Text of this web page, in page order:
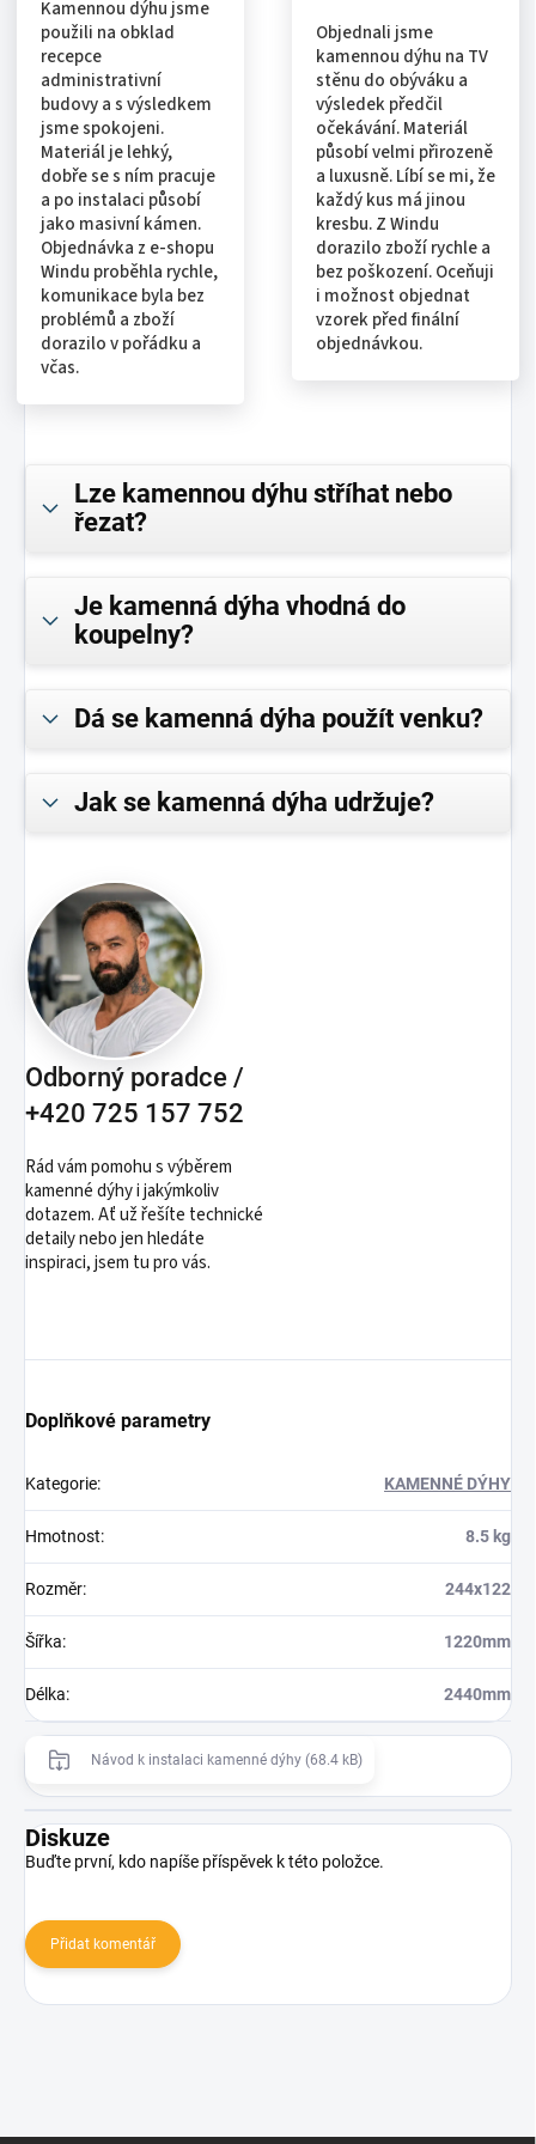
Kamennou dýhu jsme
použili na obklad
recepce
administrativní
budovy a s výsledkem
jsme spokojeni.
Materiál je lehký,
dobře se s ním pracuje
a po instalaci působí
jako masivní kámen.
Objednávka z e-shopu
Windu proběhla rychle,
komunikace byla bez
problémů a zboží
dorazilo v pořádku a
včas.
Objednali jsme
kamennou dýhu na TV
stěnu do obýváku a
výsledek předčil
očekávání. Materiál
působí velmi přirozeně
a luxusně. Líbí se mi, že
každý kus má jinou
kresbu. Z Windu
dorazilo zboží rychle a
bez poškození. Oceňuji
i možnost objednat
vzorek před finální
objednávkou.
Lze kamennou dýhu stříhat nebo
řezat?
Je kamenná dýha vhodná do
koupelny?
Dá se kamenná dýha použít venku?
Jak se kamenná dýha udržuje?
Odborný poradce /
+420 725 157 752
Rád vám pomohu s výběrem
kamenné dýhy i jakýmkoliv
dotazem. Ať už řešíte technické
detaily nebo jen hledáte
inspiraci, jsem tu pro vás.
Doplňkové parametry
Kategorie: KAMENNÉ DÝHY
Hmotnost: 8.5 kg
Rozměr: 244x122
Šířka: 1220mm
Délka: 2440mm
Návod k instalaci kamenné dýhy (68.4 kB)
Diskuze
Buďte první, kdo napíše příspěvek k této položce.
Přidat komentář